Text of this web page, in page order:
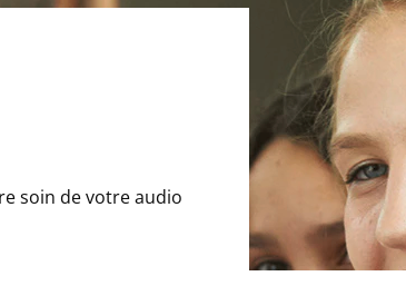
soin de votre audio